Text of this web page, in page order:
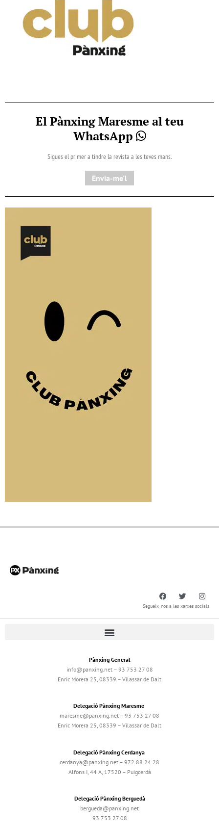
El Pànxing Maresme al teu
WhatsApp
Sigues el primer a tindre la revista a les teves mans.
Envia-me'l
Segueix-nos a les xarxes socials
Pànxing General
info@panxing.net – 93 753 27 08
Enric Morera 25, 08339 – Vilassar de Dalt
Delegació Pànxing Maresme
maresme@panxing.net – 93 753 27 08
Enric Morera 25, 08339 – Vilassar de Dalt
Delegació Pànxing Cerdanya
cerdanya@panxing.net – 972 88 24 28
Alfons I, 44 A, 17520 – Puigcerdà
Delegació Pànxing Berguedà
bergueda@panxing.net
93 753 27 08